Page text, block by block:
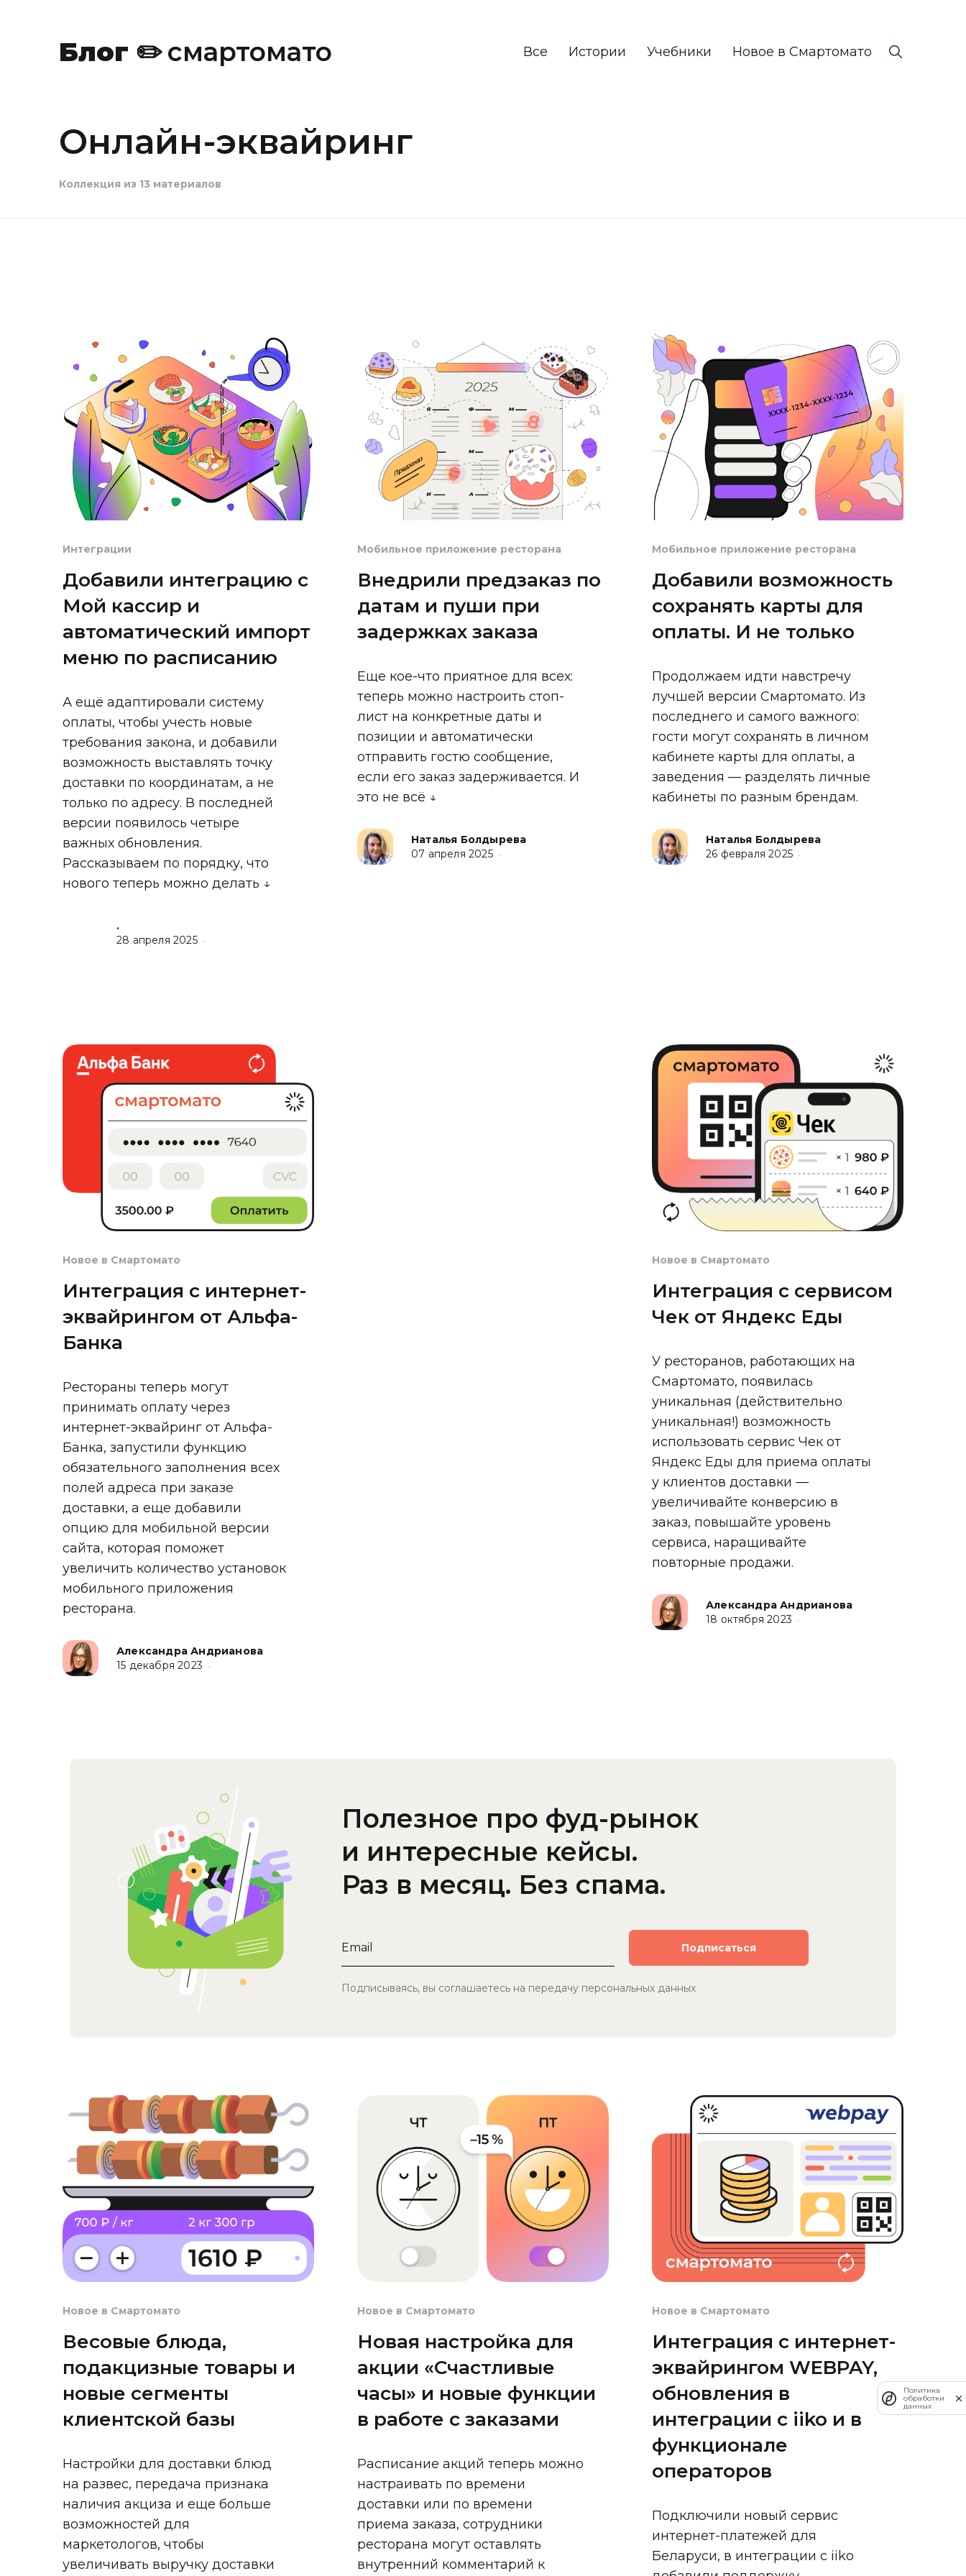
Блог ✏️смартомато Все Истории Учебники Новое в Смартомато
Онлайн-эквайринг
Коллекция из 13 материалов
Интеграции
Добавили интеграцию с
Мой кассир и
автоматический импорт
меню по расписанию
А ещё адаптировали систему
оплаты, чтобы учесть новые
требования закона, и добавили
возможность выставлять точку
доставки по координатам, а не
только по адресу. В последней
версии появилось четыре
важных обновления.
Рассказываем по порядку, что
нового теперь можно делать ↓
.
28 апреля 2025 •
Мобильное приложение ресторана
Внедрили предзаказ по
датам и пуши при
задержках заказа
Еще кое-что приятное для всех:
теперь можно настроить стоп-
лист на конкретные даты и
позиции и автоматически
отправить гостю сообщение,
если его заказ задерживается. И
это не всё ↓
Наталья Болдырева
07 апреля 2025 •
Мобильное приложение ресторана
Добавили возможность
сохранять карты для
оплаты. И не только
Продолжаем идти навстречу
лучшей версии Смартомато. Из
последнего и самого важного:
гости могут сохранять в личном
кабинете карты для оплаты, а
заведения — разделять личные
кабинеты по разным брендам.
Наталья Болдырева
26 февраля 2025 •
Новое в Смартомато
Интеграция с интернет-
эквайрингом от Альфа-
Банка
Рестораны теперь могут
принимать оплату через
интернет-эквайринг от Альфа-
Банка, запустили функцию
обязательного заполнения всех
полей адреса при заказе
доставки, а еще добавили
опцию для мобильной версии
сайта, которая поможет
увеличить количество установок
мобильного приложения
ресторана.
Александра Андрианова
15 декабря 2023 •
Новое в Смартомато
Интеграция с сервисом
Чек от Яндекс Еды
У ресторанов, работающих на
Смартомато, появилась
уникальная (действительно
уникальная!) возможность
использовать сервис Чек от
Яндекс Еды для приема оплаты
у клиентов доставки —
увеличивайте конверсию в
заказ, повышайте уровень
сервиса, наращивайте
повторные продажи.
Александра Андрианова
18 октября 2023 •
Полезное про фуд-рынок
и интересные кейсы.
Раз в месяц. Без спама.
Подписываясь, вы соглашаетесь на передачу персональных данных
Новое в Смартомато
Весовые блюда,
подакцизные товары и
новые сегменты
клиентской базы
Настройки для доставки блюд
на развес, передача признака
наличия акциза и еще больше
возможностей для
маркетологов, чтобы
увеличивать выручку доставки
Новое в Смартомато
Новая настройка для
акции «Счастливые
часы» и новые функции
в работе с заказами
Расписание акций теперь можно
настраивать по времени
доставки или по времени
приема заказа, сотрудники
ресторана могут оставлять
внутренний комментарий к
Новое в Смартомато
Интеграция с интернет-
эквайрингом WEBPAY,
обновления в
интеграции с iiko и в
функционале
операторов
Подключили новый сервис
интернет-платежей для
Беларуси, в интеграции с iiko
Политика
обработки
данных